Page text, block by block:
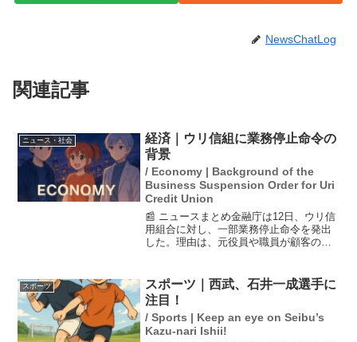
NewsChatLog
関連記事
ニュース・社会
経済｜ウリ信組に業務停止命令の
背景
/ Economy | Background of the
Business Suspension Order for Uri
Credit Union
📰 ニュースまとめ金融庁は12日、ウリ信
用組合に対し、一部業務停止命令を発出
した。理由は、元役員や職員が顧客の預
のであり、ウリ信組の経営体質が法令を
軽視していたことも...
スポーツ
スポーツ｜西武、石井一成選手に
注目！
/ Sports | Keep an eye on Seibu’s
Kazu-nari Ishii!